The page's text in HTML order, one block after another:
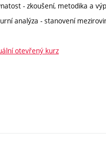
- zkoušení, metodika a
analýza - stanovení
otevřený kurz